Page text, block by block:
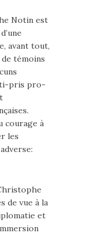
Notin est
avant tout,
témoins
pris pro-
courage à
les
de vue à la
et